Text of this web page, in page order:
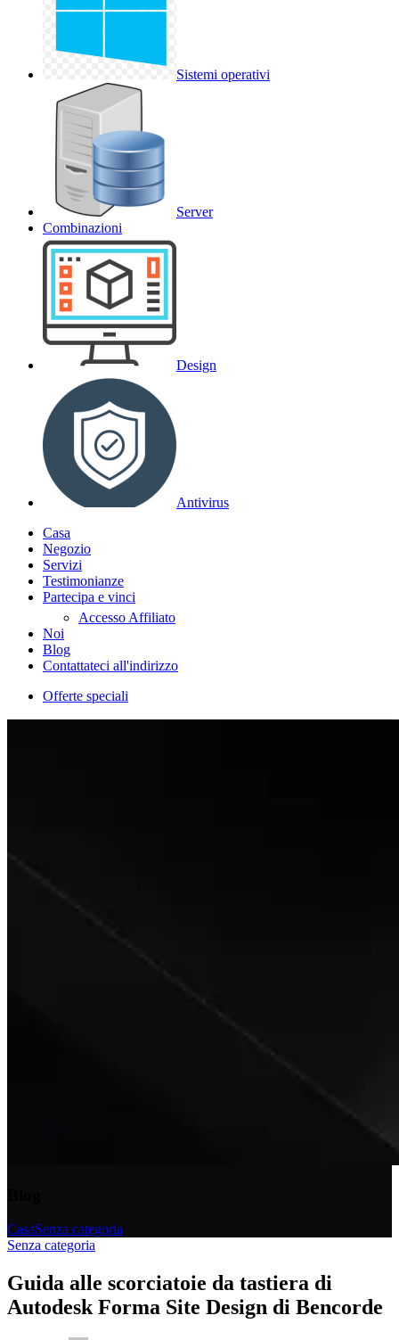
Sistemi operativi
Server
Combinazioni
Design
Antivirus
Casa
Negozio
Servizi
Testimonianze
Partecipa e vinci
Accesso Affiliato
Noi
Blog
Contattateci all'indirizzo
Offerte speciali
CasaSenza categoria
Senza categoria
Guida alle scorciatoie da tastiera di
Autodesk Forma Site Design di Bencorde